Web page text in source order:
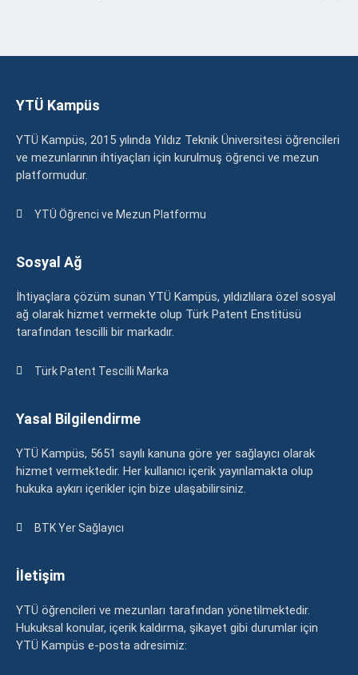
YTÜ Kampüs
YTÜ Kampüs, 2015 yılında Yıldız Teknik Üniversitesi öğrencileri
ve mezunlarının ihtiyaçları için kurulmuş öğrenci ve mezun
platformudur.
YTÜ Öğrenci ve Mezun Platformu
Sosyal Ağ
İhtiyaçlara çözüm sunan YTÜ Kampüs, yıldızlılara özel sosyal
ağ olarak hizmet vermekte olup Türk Patent Enstitüsü
tarafından tescilli bir markadır.
Türk Patent Tescilli Marka
Yasal Bilgilendirme
YTÜ Kampüs, 5651 sayılı kanuna göre yer sağlayıcı olarak
hizmet vermektedir. Her kullanıcı içerik yayınlamakta olup
hukuka aykırı içerikler için bize ulaşabilirsiniz.
BTK Yer Sağlayıcı
İletişim
YTÜ öğrencileri ve mezunları tarafından yönetilmektedir.
Hukuksal konular, içerik kaldırma, şikayet gibi durumlar için
YTÜ Kampüs e-posta adresimiz: